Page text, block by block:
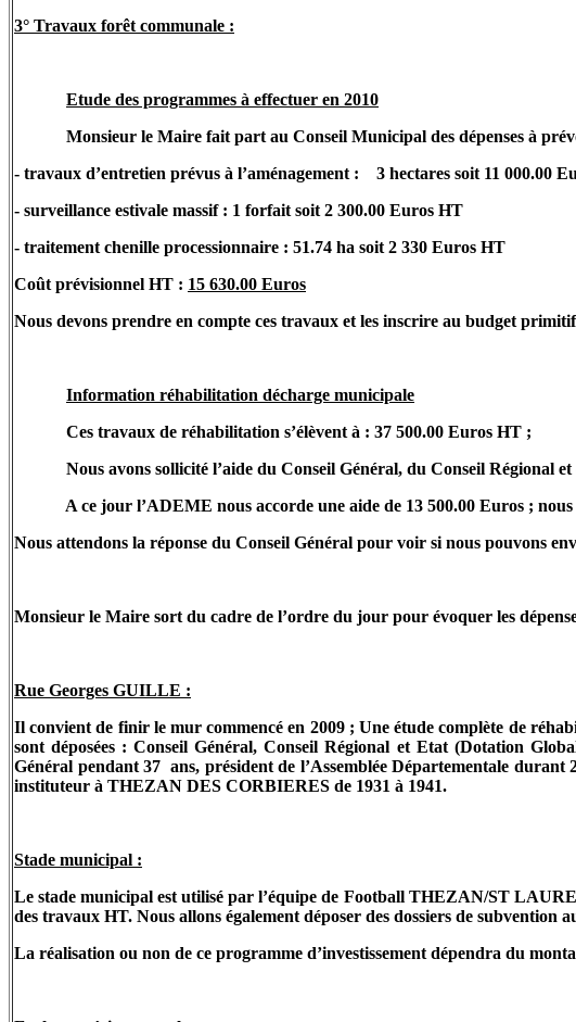
3° Travaux forêt communale :
Etude des programmes à effectuer en 2010
Monsieur le Maire fait part au Conseil Municipal des dépenses à
- travaux d’entretien prévus à l’aménagement :
3 hectares soit 11 000.00
- surveillance estivale massif : 1 forfait soit 2 300.00 Euros HT
- traitement chenille processionnaire : 51.74 ha soit 2 330 Euros HT
Coût prévisionnel HT : 15 630.00 Euros
Nous devons prendre en compte ces travaux et les inscrire au budget
Information réhabilitation décharge municipale
Ces travaux de réhabilitation s’élèvent à : 37 500.00 Euros HT ;
Nous avons sollicité l’aide du Conseil Général, du Conseil Régional
A ce jour l’ADEME nous accorde une aide de 13 500.00 Euros ;
Nous attendons la réponse du Conseil Général pour voir si nous pouvons
Monsieur le Maire sort du cadre de l’ordre du jour pour évoquer les
Rue Georges GUILLE :
Il convient de finir le mur commencé en 2009 ; Une étude complète de
sont déposées : Conseil Général, Conseil Régional et Etat (Dotation
Général pendant 37 ans, président de l’Assemblée Départementale
instituteur à THEZAN DES CORBIERES de 1931 à 1941.
Stade municipal :
Le stade municipal est utilisé par l’équipe de Football THEZAN/ST
des travaux HT. Nous allons également déposer des dossiers de subvention
La réalisation ou non de ce programme d’investissement dépendra du